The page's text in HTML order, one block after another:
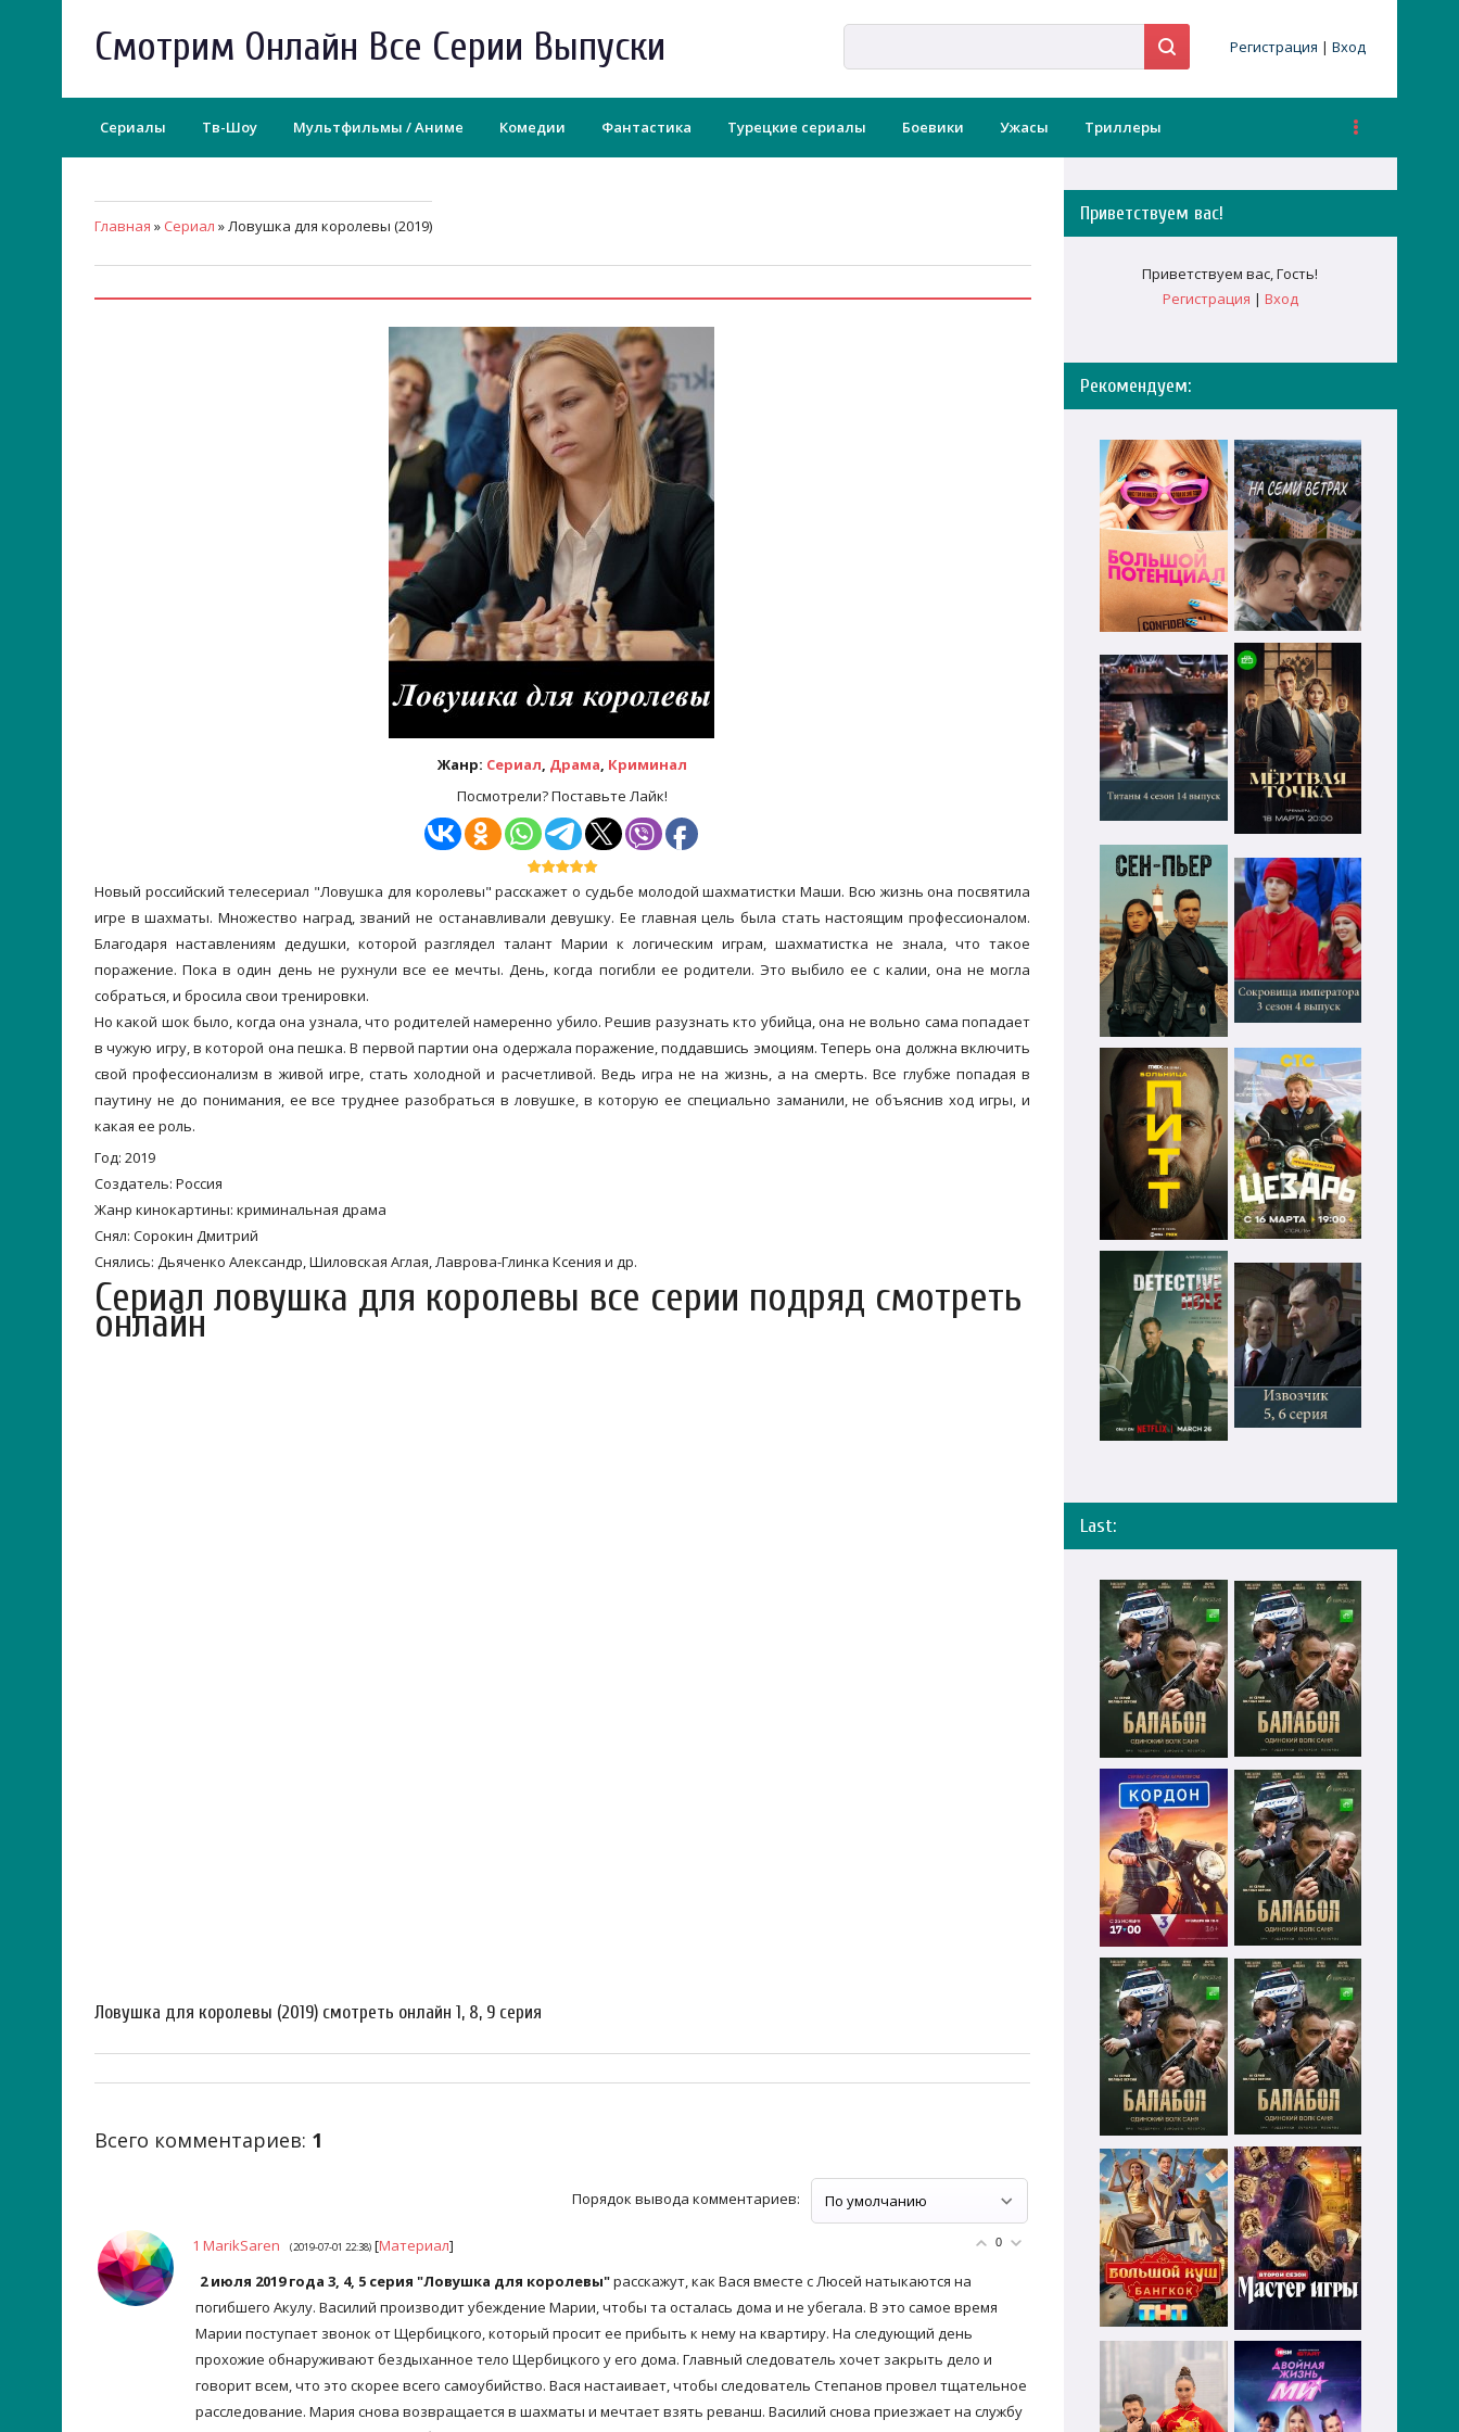
Смотрим Онлайн Все Серии Выпуски Регистрация | Вход
Сериалы Тв-Шоу Мультфильмы / Аниме Комедии Фантастика Турецкие сериалы Боевики Ужасы Триллеры
Главная » Сериал » Ловушка для королевы (2019)
Жанр: Сериал, Драма, Криминал
Посмотрели? Поставьте Лайк!
Новый российский телесериал "Ловушка для королевы" расскажет о судьбе молодой шахматистки Маши. Всю жизнь она посвятила
игре в шахматы. Множество наград, званий не останавливали девушку. Ее главная цель была стать настоящим профессионалом.
Благодаря наставлениям дедушки, которой разглядел талант Марии к логическим играм, шахматистка не знала, что такое
поражение. Пока в один день не рухнули все ее мечты. День, когда погибли ее родители. Это выбило ее с калии, она не могла
собраться, и бросила свои тренировки.
Но какой шок было, когда она узнала, что родителей намеренно убило. Решив разузнать кто убийца, она не вольно сама попадает
в чужую игру, в которой она пешка. В первой партии она одержала поражение, поддавшись эмоциям. Теперь она должна включить
свой профессионализм в живой игре, стать холодной и расчетливой. Ведь игра не на жизнь, а на смерть. Все глубже попадая в
паутину не до понимания, ее все труднее разобраться в ловушке, в которую ее специально заманили, не объяснив ход игры, и
какая ее роль.
Год: 2019
Создатель: Россия
Жанр кинокартины: криминальная драма
Снял: Сорокин Дмитрий
Снялись: Дьяченко Александр, Шиловская Аглая, Лаврова-Глинка Ксения и др.
Сериал ловушка для королевы все серии подряд смотреть
онлайн
Ловушка для королевы (2019) смотреть онлайн 1, 8, 9 серия
Всего комментариев: 1
Порядок вывода комментариев:
0
1 MarikSaren (2019-07-01 22:38) [Материал]
2 июля 2019 года 3, 4, 5 серия "Ловушка для королевы"расскажут, как Вася вместе с Люсей натыкаются на
погибшего Акулу. Василий производит убеждение Марии, чтобы та осталась дома и не убегала. В это самое время
Марии поступает звонок от Щербицкого, который просит ее прибыть к нему на квартиру. На следующий день
прохожие обнаруживают бездыханное тело Щербицкого у его дома. Главный следователь хочет закрыть дело и
говорит всем, что это скорее всего самоубийство. Вася настаивает, чтобы следователь Степанов провел тщательное
расследование. Мария снова возвращается в шахматы и мечтает взять реванш. Василий снова приезжает на службу
Приветствуем вас!
Приветствуем вас,Гость!
Регистрация | Вход
Рекомендуем:
Last: